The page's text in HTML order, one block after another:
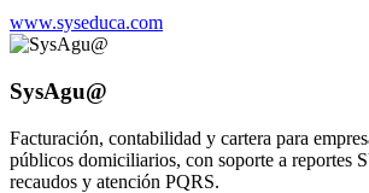
www.syseduca.com
SysAgu@
Facturación, contabilidad y cartera para
públicos domiciliarios, con soporte a reportes
recaudos y atención PQRS.